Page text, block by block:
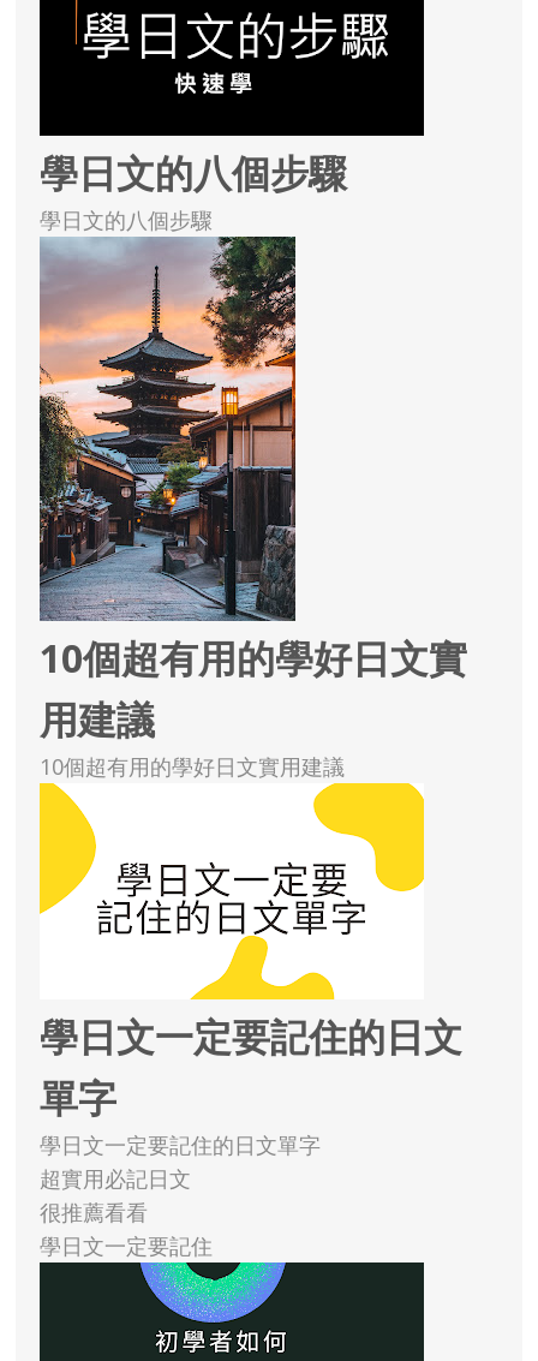
學日文的八個步驟
學日文的八個步驟
10個超有用的學好日文實
用建議
10個超有用的學好日文實用建議
學日文一定要記住的日文
單字
學日文一定要記住的日文單字
超實用必記日文
很推薦看看
學日文一定要記住